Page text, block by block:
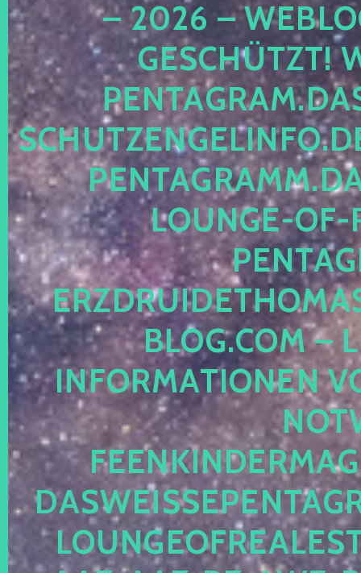
– 2026 –
ESCHÜTZT!
OUNGE-OF-
LOG.COM –
NFORMATIONEN